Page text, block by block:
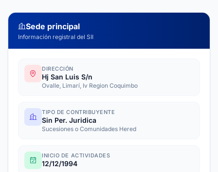
Sede principal
Información registral del SII
DIRECCIÓN
Hj San Luis S/n
Ovalle, Limarí, Iv Region Coquimbo
TIPO DE CONTRIBUYENTE
Sin Per. Juridica
Sucesiones o Comunidades Hered
INICIO DE ACTIVIDADES
12/12/1994